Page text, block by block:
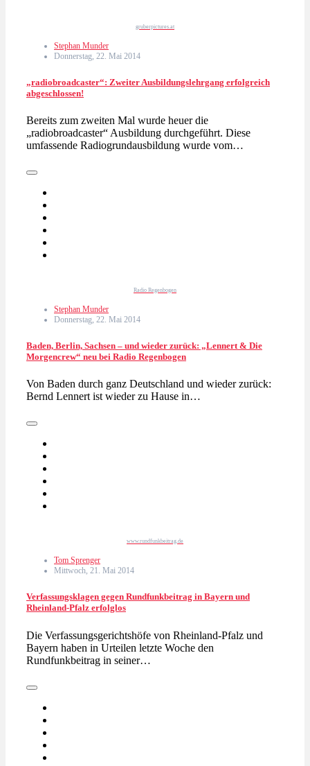
gruberpictures.at
Stephan Munder
Donnerstag, 22. Mai 2014
„radiobroadcaster“: Zweiter Ausbildungslehrgang erfolgreich
abgeschlossen!
Bereits zum zweiten Mal wurde heuer die
„radiobroadcaster“ Ausbildung durchgeführt. Diese
umfassende Radiogrundausbildung wurde vom…
Radio Regenbogen
Stephan Munder
Donnerstag, 22. Mai 2014
Baden, Berlin, Sachsen – und wieder zurück: „Lennert & Die
Morgencrew“ neu bei Radio Regenbogen
Von Baden durch ganz Deutschland und wieder zurück:
Bernd Lennert ist wieder zu Hause in…
www.rundfunkbeitrag.de
Tom Sprenger
Mittwoch, 21. Mai 2014
Verfassungsklagen gegen Rundfunkbeitrag in Bayern und
Rheinland-Pfalz erfolglos
Die Verfassungsgerichtshöfe von Rheinland-Pfalz und
Bayern haben in Urteilen letzte Woche den
Rundfunkbeitrag in seiner…